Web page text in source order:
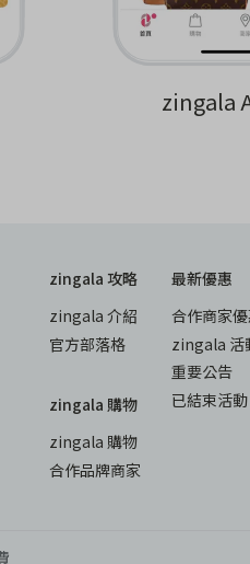
zingala
zingala 攻略
zingala 介紹
官方部落格
zingala 購物
zingala 購物
合作品牌商家
最新優惠
合作商家
zingala 活
重要公告
已結束活動